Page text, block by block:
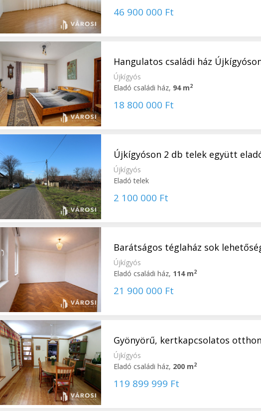
46 900 000 Ft
Hangulatos családi ház
Újkígyós
Eladó családi ház, 94 m2
18 800 000 Ft
Újkígyóson 2 db telek együtt
Újkígyós
Eladó telek
2 100 000 Ft
Barátságos téglaház sok
Újkígyós
Eladó családi ház, 114 m2
21 900 000 Ft
Gyönyörű, kertkapcsolatos
Újkígyós
Eladó családi ház, 200 m2
119 899 999 Ft